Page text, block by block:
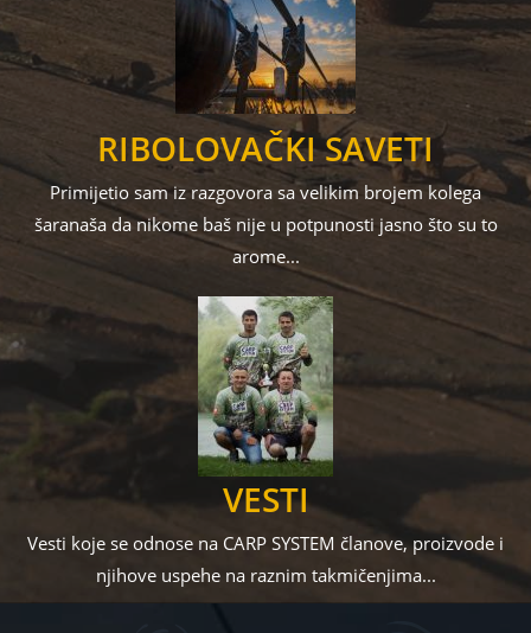
RIBOLOVAČKI SAVETI
Primijetio sam iz razgovora sa velikim brojem kolega
šaranaša da nikome baš nije u potpunosti jasno što su to
arome...
VESTI
Vesti koje se odnose na CARP SYSTEM članove, proizvode i
njihove uspehe na raznim takmičenjima...